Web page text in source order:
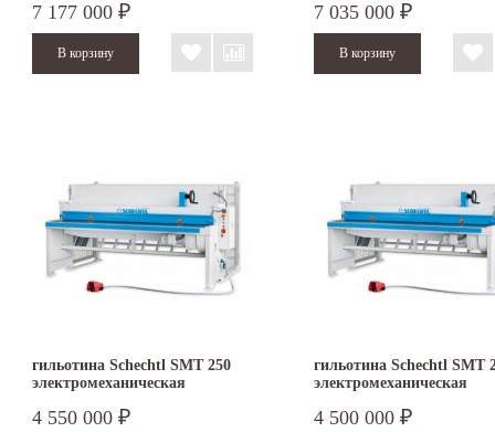
7 177 000 ₽ 7 035 000 ₽
гильотина Schechtl SMT 250
электромеханическая
4 550 000 ₽
гильотина Schechtl SMT
электромеханическая
4 500 000 ₽